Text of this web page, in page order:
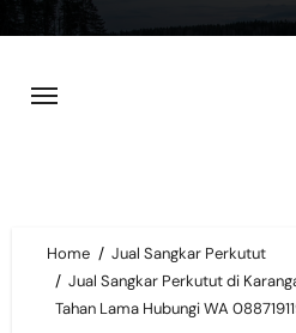
content
Home
Jual Sangkar Perkutut
Jual Sangkar Perkutut di
Tahan Lama Hubungi WA